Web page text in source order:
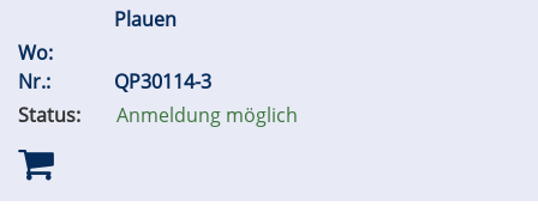
Plauen
Wo:
Nr.:
QP30114-3
Status:
Anmeldung möglich